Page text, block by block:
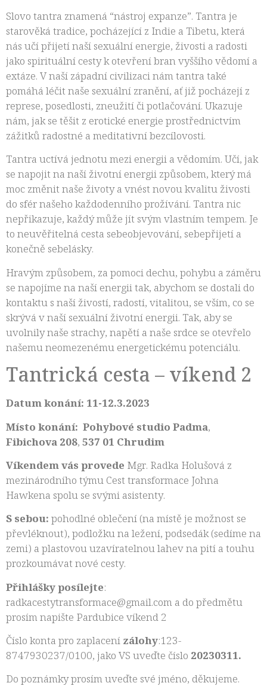
Slovo tantra znamená “nástroj expanze”. Tantra je
starověká tradice, pocházející z Indie a Tibetu, která
nás učí přijetí naší sexuální energie, živosti a radosti
jako spirituální cesty k otevření bran vyššího vědomí a
extáze. V naší západní civilizaci nám tantra také
pomáhá léčit naše sexuální zranění, ať již pocházejí z
represe, posedlosti, zneužití či potlačování. Ukazuje
nám, jak se těšit z erotické energie prostřednictvím
zážitků radostné a meditativní bezcílovosti.
Tantra uctívá jednotu mezi energii a vědomím. Učí, jak
se napojit na naší životní energii způsobem, který má
moc změnit naše životy a vnést novou kvalitu živosti
do sfér našeho každodenního prožívání. Tantra nic
nepřikazuje, každý může jít svým vlastním tempem. Je
to neuvěřitelná cesta sebeobjevování, sebepřijetí a
konečně sebelásky.
Hravým způsobem, za pomoci dechu, pohybu a záměru
se napojíme na naší energii tak, abychom se dostali do
kontaktu s naší živostí, radostí, vitalitou, se vším, co se
skrývá v naší sexuální životní energii. Tak, aby se
uvolnily naše strachy, napětí a naše srdce se otevřelo
našemu neomezenému energetickému potenciálu.
Tantrická cesta – víkend 2
Datum konání: 11-12.3.2023
Místo konání: Pohybové studio Padma,
Fibichova 208, 537 01 Chrudim
Víkendem vás provede Mgr. Radka Holušová z
mezinárodního týmu Cest transformace Johna
Hawkena spolu se svými asistenty.
S sebou: pohodlné oblečení (na místě je možnost se
převléknout), podložku na ležení, podsedák (sedíme na
zemi) a plastovou uzavíratelnou lahev na pití a touhu
prozkoumávat nové cesty.
Přihlášky posílejte:
radkacestytransformace@gmail.com a do předmětu
prosím napište Pardubice víkend 2
Číslo konta pro zaplacení zálohy:123-
8747930237/0100, jako VS uveďte číslo 20230311.
Do poznámky prosím uveďte své jméno, děkujeme.